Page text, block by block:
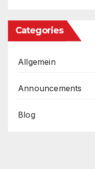
Categories
Allgemein
Announcements
Blog